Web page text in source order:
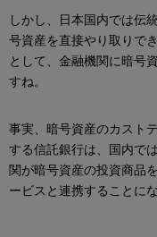
しかし、日本国内では伝
号資産を直接やり取りで
として、金融機関に暗号
すね。
事実、暗号資産のカスト
する信託銀行は、国内で
関が暗号資産の投資商品
ービスと連携することに